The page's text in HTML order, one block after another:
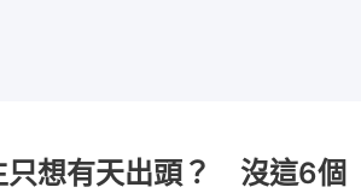
只想有天出頭？ 沒這6個